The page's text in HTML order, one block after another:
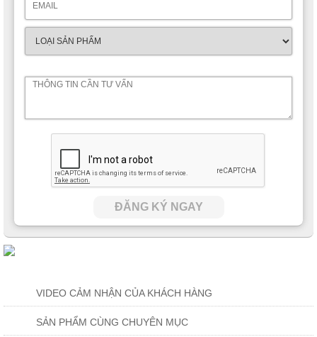
ĐĂNG KÝ NGAY
VIDEO CẢM NHẬN CỦA KHÁCH HÀNG
SẢN PHẨM CÙNG CHUYÊN MỤC